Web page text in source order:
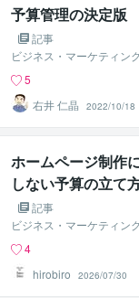
予算管理の決定版
記事
ビジネス・マーケティン
5
右井 仁晶
2022/10/18
ホームページ制作
しない予算の立て
記事
ビジネス・マーケティン
4
hirobiro
2026/07/30